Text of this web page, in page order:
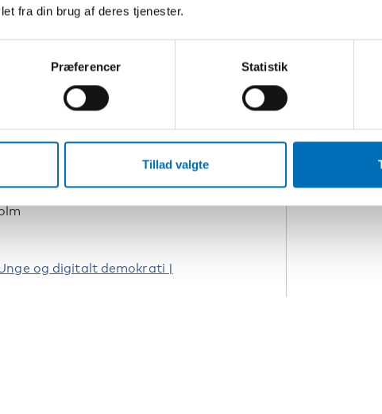
fra din brug af deres tjenester.
Præferencer Statistik
Tillad valgte
også kan være med til at
skal demokratiet netop
allerede deltager på. Kom og hør
vedrørende børn, unge og
og unge selv fortæller om deres
samtale om hvad et digitalt
finde en fælles vej til en sund
at deres stemmer bliver hørt?
og digitalt demokrati |
Dansk